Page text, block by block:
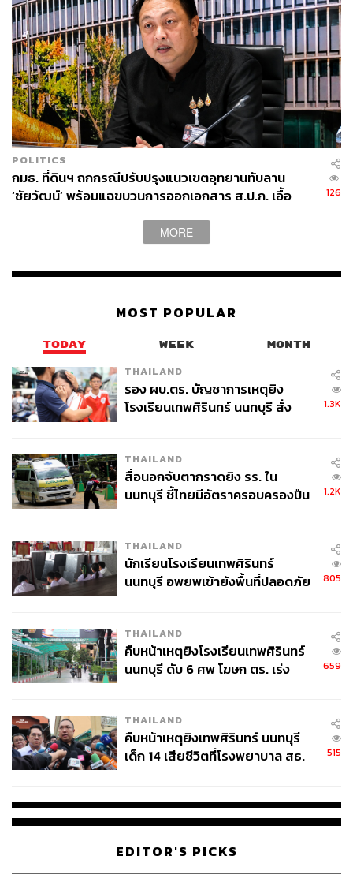
POLITICS
กมธ. ที่ดินฯ ถกกรณีปรับปรุงแนวเขตอุทยานทับลาน
‘ชัยวัฒน์’ พร้อมแฉขบวนการออกเอกสาร ส.ป.ก. เอื้อ
126
MORE
MOST POPULAR
TODAY WEEK MONTH
THAILAND
รอง ผบ.ตร. บัญชาการเหตุยิง
โรงเรียนเทพศิรินทร์ นนทบุรี สั่ง
1.3K
THAILAND
สื่อนอกจับตากราดยิง รร. ใน
นนทบุรี ชี้ไทยมีอัตราครอบครองปืน
1.2K
THAILAND
นักเรียนโรงเรียนเทพศิรินทร์
นนทบุรี อพยพเข้ายังพื้นที่ปลอดภัย
805
THAILAND
คืบหน้าเหตุยิงโรงเรียนเทพศิรินทร์
นนทบุรี ดับ 6 ศพ โฆษก ตร. เร่ง
659
THAILAND
คืบหน้าเหตุยิงเทพศิรินทร์ นนทบุรี
เด็ก 14 เสียชีวิตที่โรงพยาบาล สธ.
515
EDITOR'S PICKS